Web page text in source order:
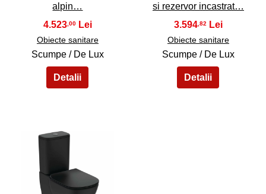
alpin…
4.523 ,00
Obiecte sanitare
Scumpe / De Lux
si rezervor incastrat…
3.594 ,82
Obiecte sanitare
Scumpe / De Lux
45